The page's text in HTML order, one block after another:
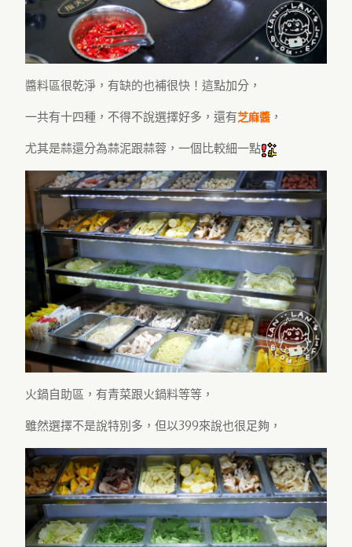
醬料區很乾淨，有缺的也補很快！這點加分，
一共有十四種，不得不說選擇好多，還有芝麻醬 ，
尤其是蒜還分為蒜泥跟蒜蓉，一個比較細一點
火鍋自助區，有青菜跟火鍋料等等，
雖然選擇不是說特別多，但以399來說也很足夠，